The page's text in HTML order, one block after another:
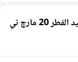
سعودي عرب ۾ شوال جو چنڊ نظر نه آيو، عيد الفطر 20 مارچ تي